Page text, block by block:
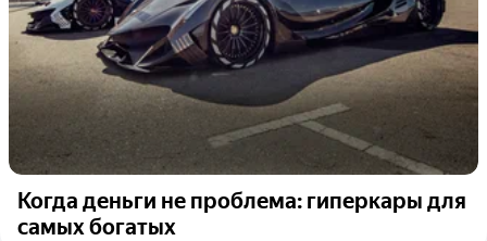
Когда деньги не проблема: гиперкары для
самых богатых